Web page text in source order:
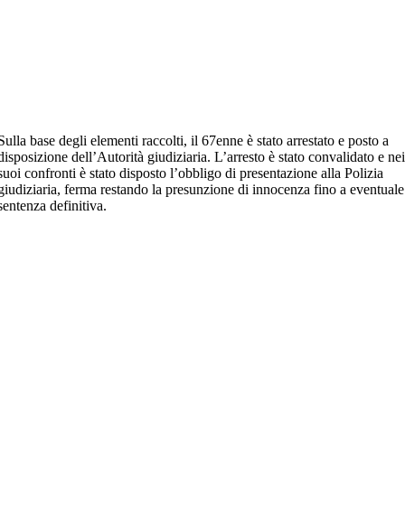
base degli elementi raccolti, il 67enne è stato arrestato e posto a
dell’Autorità giudiziaria. L’arresto è stato convalidato e nei
confronti è stato disposto l’obbligo di presentazione alla Polizia
ferma restando la presunzione di innocenza fino a eventuale
definitiva.